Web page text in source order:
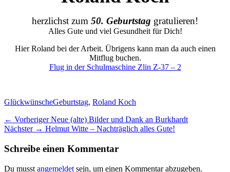
herzlichst zum 50. Geburtstag gratulieren!
Alles Gute und viel Gesundheit für Dich!
Hier Roland bei der Arbeit. Übrigens kann man da auch einen
Mitflug buchen.
Flug in der Schulmaschine Zlin Z-37 – 2
Kategorien
GlückwünscheSchlagworte
Geburtstag, Roland Koch
Beitragsnavigation
← Vorheriger Vorheriger
Beitrag:
Neue (alte) Bilder und Dank an Burkhardt
Nächster → Nächster
Helmut Witte – Nachträglich alles Gute!
Schreibe einen Kommentar
Du musst angemeldet sein, um einen Kommentar abzugeben.